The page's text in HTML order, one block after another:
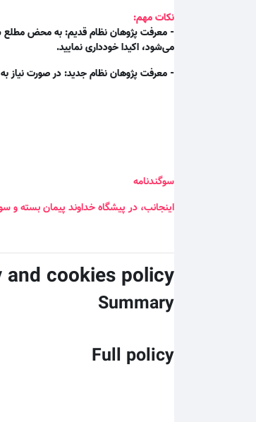
نکات مهم:
- معرفت پژوهان نظام قدیم: به محض مطلع
می‌شود، اکیدا خودداری نمایید.
- معرفت پژوهان نظام جدید: در صورت نیاز
سوگندنامه
اینجانب، در پیشگاه خداوند پیمان بسته و
and cookies policy
Summary
Full policy